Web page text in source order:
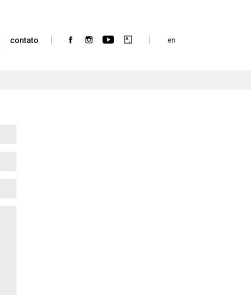
contato en